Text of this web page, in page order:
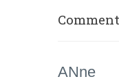
ANne